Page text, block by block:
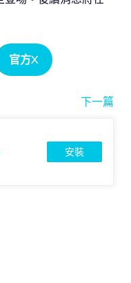
官方X
下一篇
安裝